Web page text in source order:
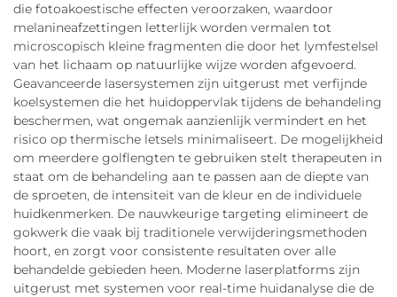
die fotoakoestische effecten veroorzaken, waardoor
melanineafzettingen letterlijk worden vermalen tot
microscopisch kleine fragmenten die door het lymfestelsel
van het lichaam op natuurlijke wijze worden afgevoerd.
Geavanceerde lasersystemen zijn uitgerust met verfijnde
koelsystemen die het huidoppervlak tijdens de behandeling
beschermen, wat ongemak aanzienlijk vermindert en het
risico op thermische letsels minimaliseert. De mogelijkheid
om meerdere golflengten te gebruiken stelt therapeuten in
staat om de behandeling aan te passen aan de diepte van
de sproeten, de intensiteit van de kleur en de individuele
huidkenmerken. De nauwkeurige targeting elimineert de
gokwerk die vaak bij traditionele verwijderingsmethoden
hoort, en zorgt voor consistente resultaten over alle
behandelde gebieden heen. Moderne laserplatforms zijn
uitgerust met systemen voor real-time huidanalyse die de